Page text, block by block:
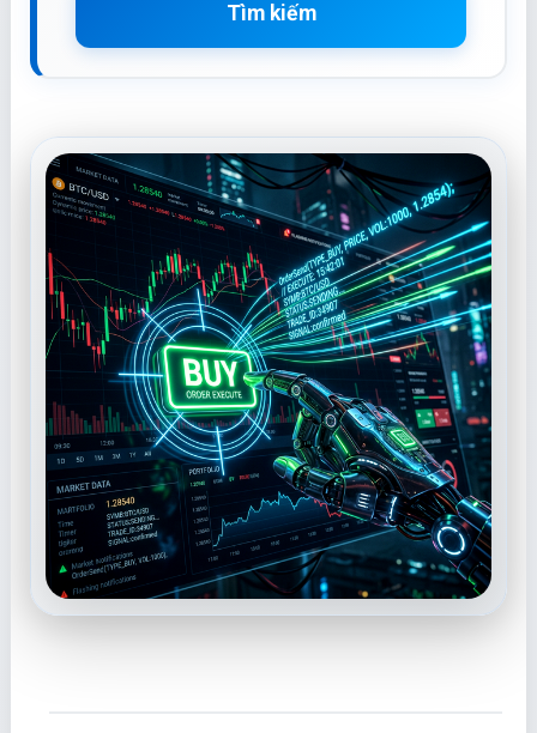
Tìm kiếm